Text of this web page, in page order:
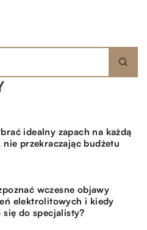
idealny zapach na każdą
nie przekraczając budżetu
wczesne objawy
elektrolitowych i kiedy
się do specjalisty?